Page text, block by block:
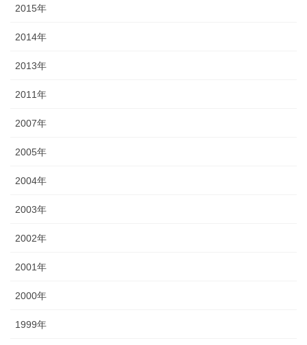
2015年
2014年
2013年
2011年
2007年
2005年
2004年
2003年
2002年
2001年
2000年
1999年